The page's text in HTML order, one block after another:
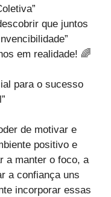
que juntos
em realidade! 🌈
para o sucesso
de motivar e
positivo e
a manter o foco, a
a confiança uns
incorporar essas